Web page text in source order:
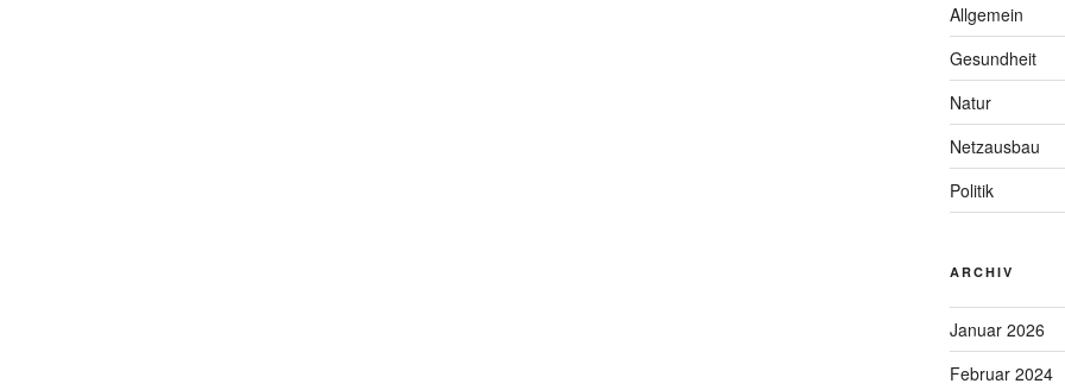
Allgemein
Gesundheit
Natur
Netzausbau
Politik
ARCHIV
Januar 2026
Februar 2024